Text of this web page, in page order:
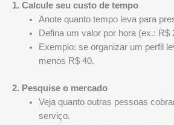
1. Calcule seu custo de tempo
Anote quanto tempo leva para
Defina um valor por hora (ex.: R$
Exemplo: se organizar um perfil
menos R$ 40.
2. Pesquise o mercado
Veja quanto outras pessoas
serviço.